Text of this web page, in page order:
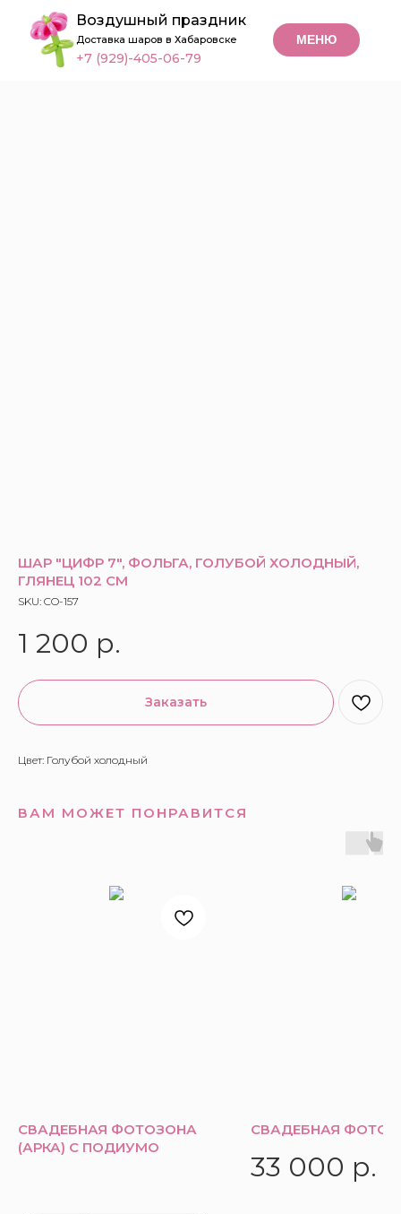
МЕНЮ
Воздушный праздник
Доставка шаров в Хабаровске
+7 (929)-405-06-79
ШАР "ЦИФР 7", ФОЛЬГА, ГОЛУБОЙ ХОЛОДНЫЙ,
ГЛЯНЕЦ 102 СМ
SKU: CO-157
1 200 р.
Заказать
Цвет: Голубой холодный
ВАМ МОЖЕТ ПОНРАВИТСЯ
СВАДЕБНАЯ ФОТОЗОНА
(АРКА) С ПОДИУМО
СВАДЕБНАЯ
33 000 р.